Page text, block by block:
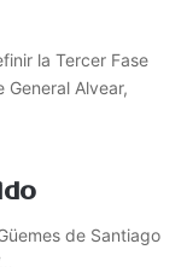
la Tercer Fase
Alvear,
de Santiago